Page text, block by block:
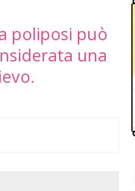
poliposi può
una